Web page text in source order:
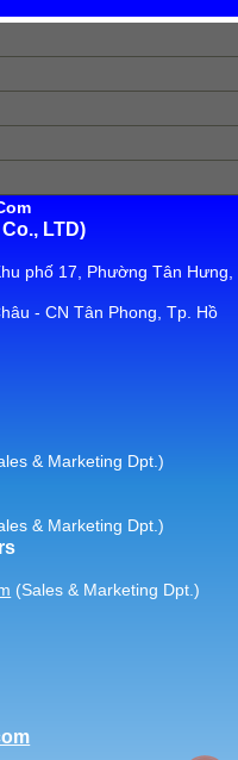
LTD)
phố 17, Phường Tân Hưng,
- CN Tân Phong, Tp. Hồ
& Marketing Dpt.)
& Marketing Dpt.)
(Sales & Marketing Dpt.)